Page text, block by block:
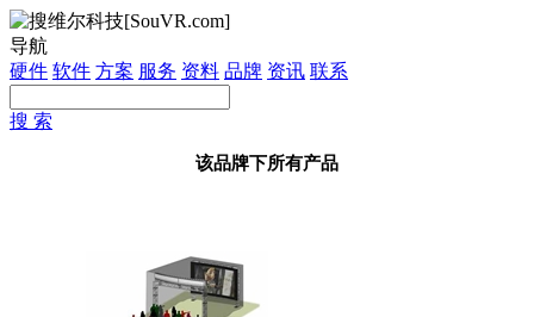
导航
硬件 软件 方案 服务 资料 品牌 资讯 联系
搜 索
该品牌下所有产品